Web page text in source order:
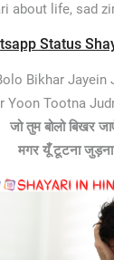
about life, sad
Status
Bikhar Jayein
Yoon Tootna
जो तुम बोलो बिखर
मगर यूँ टूटना